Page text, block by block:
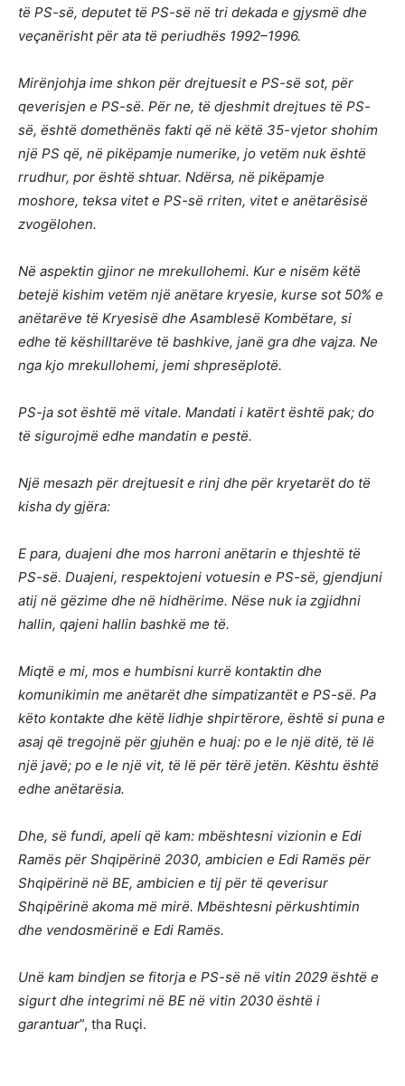
të PS-së, deputet të PS-së në tri dekada e gjysmë dhe
veçanërisht për ata të periudhës 1992–1996.
Mirënjohja ime shkon për drejtuesit e PS-së sot, për
qeverisjen e PS-së. Për ne, të djeshmit drejtues të PS-
së, është domethënës fakti që në këtë 35-vjetor shohim
një PS që, në pikëpamje numerike, jo vetëm nuk është
rrudhur, por është shtuar. Ndërsa, në pikëpamje
moshore, teksa vitet e PS-së rriten, vitet e anëtarësisë
zvogëlohen.
Në aspektin gjinor ne mrekullohemi. Kur e nisëm këtë
betejë kishim vetëm një anëtare kryesie, kurse sot 50% e
anëtarëve të Kryesisë dhe Asamblesë Kombëtare, si
edhe të këshilltarëve të bashkive, janë gra dhe vajza. Ne
nga kjo mrekullohemi, jemi shpresëplotë.
PS-ja sot është më vitale. Mandati i katërt është pak; do
të sigurojmë edhe mandatin e pestë.
Një mesazh për drejtuesit e rinj dhe për kryetarët do të
kisha dy gjëra:
E para, duajeni dhe mos harroni anëtarin e thjeshtë të
PS-së. Duajeni, respektojeni votuesin e PS-së, gjendjuni
atij në gëzime dhe në hidhërime. Nëse nuk ia zgjidhni
hallin, qajeni hallin bashkë me të.
Miqtë e mi, mos e humbisni kurrë kontaktin dhe
komunikimin me anëtarët dhe simpatizantët e PS-së. Pa
këto kontakte dhe këtë lidhje shpirtërore, është si puna e
asaj që tregojnë për gjuhën e huaj: po e le një ditë, të lë
një javë; po e le një vit, të lë për tërë jetën. Kështu është
edhe anëtarësia.
Dhe, së fundi, apeli që kam: mbështesni vizionin e Edi
Ramës për Shqipërinë 2030, ambicien e Edi Ramës për
Shqipërinë në BE, ambicien e tij për të qeverisur
Shqipërinë akoma më mirë. Mbështesni përkushtimin
dhe vendosmërinë e Edi Ramës.
Unë kam bindjen se fitorja e PS-së në vitin 2029 është e
sigurt dhe integrimi në BE në vitin 2030 është i
garantuar”, tha Ruçi.